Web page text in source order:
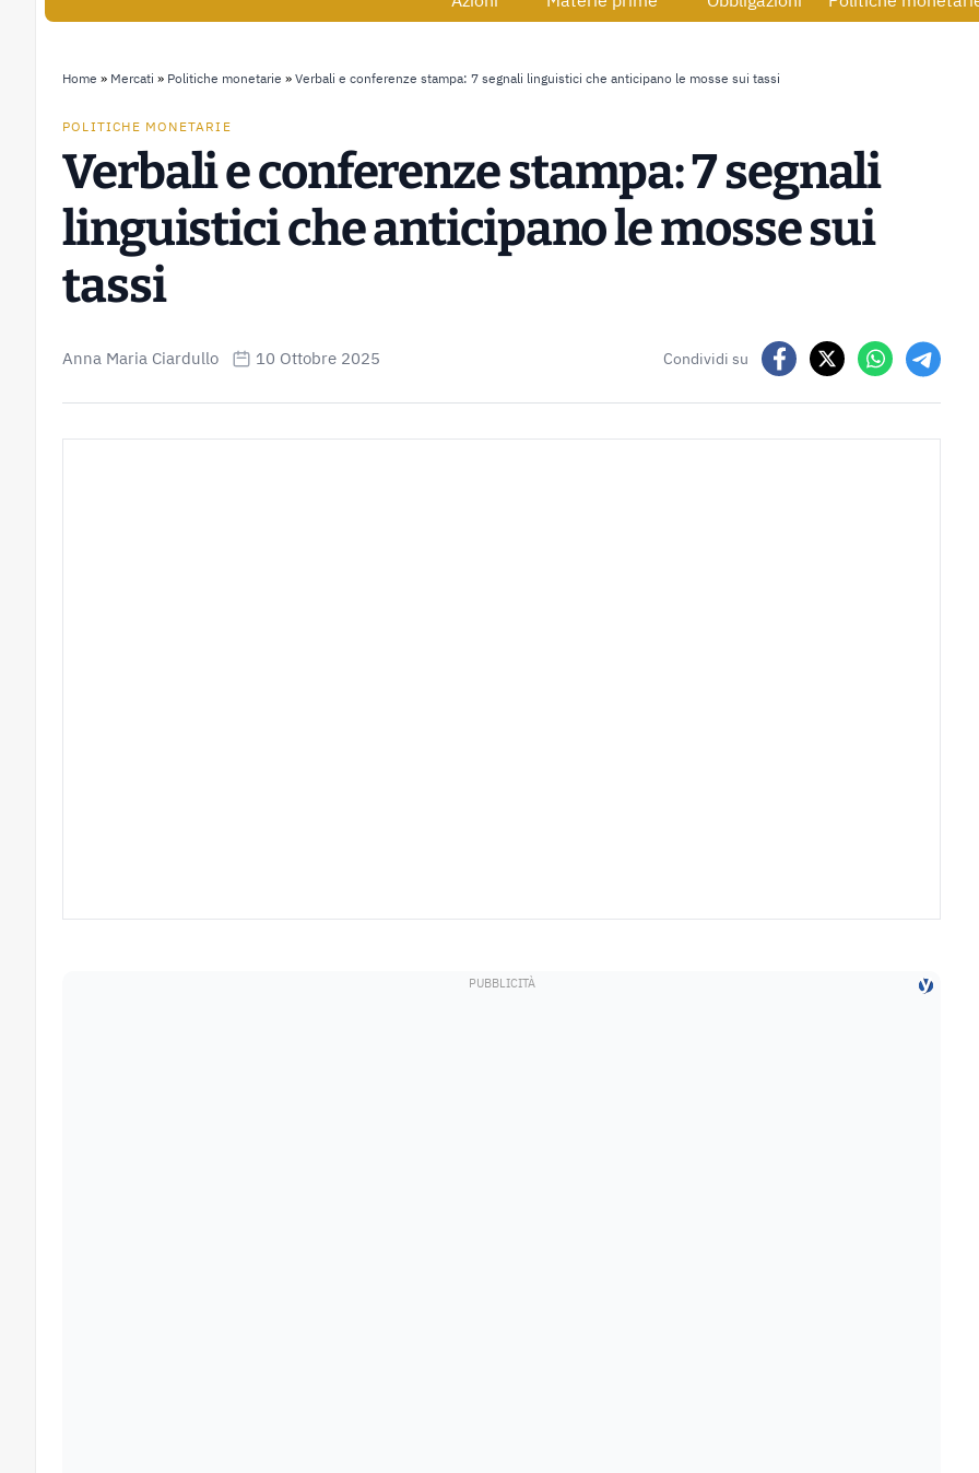
Home » Mercati » Politiche monetarie » Verbali e conferenze stampa: 7 segnali linguistici che anticipano le mosse sui tassi
POLITICHE MONETARIE
Verbali e conferenze stampa: 7 segnali
linguistici che anticipano le mosse sui
tassi
Anna Maria Ciardullo 10 Ottobre 2025 Condividi su